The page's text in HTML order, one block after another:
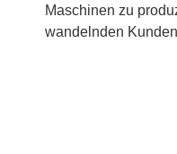
Maschinen zu
wandelnden